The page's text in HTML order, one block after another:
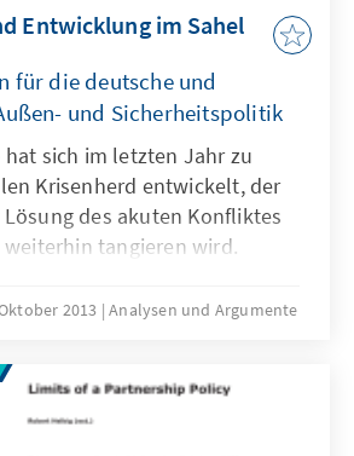
Entwicklung im Sahel
für die deutsche und
und Sicherheitspolitik
hat sich im letzten Jahr zu
Krisenherd entwickelt, der
des akuten Konfliktes
weiterhin tangieren wird.
Gruppen einen
Papier gibt
für die deutsche
vor allem auf den
2013 Analysen und Argumente